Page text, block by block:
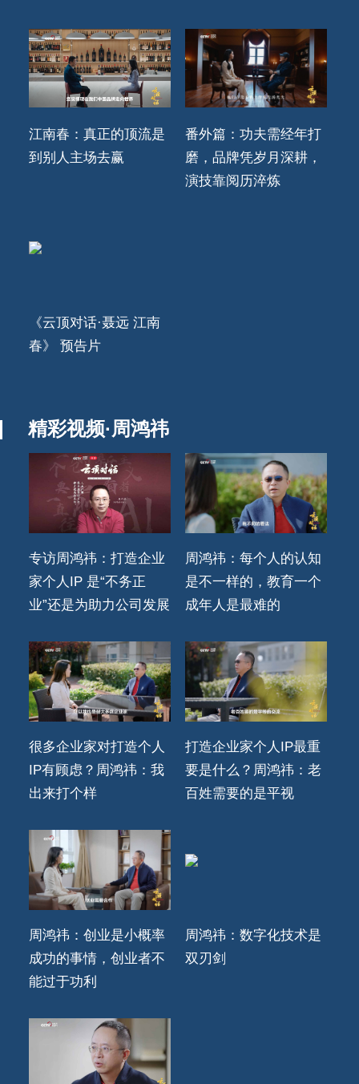
江南春：真正的顶流是
到别人主场去赢
番外篇：功夫需经年打
磨，品牌凭岁月深耕，
演技靠阅历淬炼
《云顶对话·聂远 江南
春》 预告片
精彩视频·周鸿祎
专访周鸿祎：打造企业
家个人IP 是“不务正
业”还是为助力公司发展
周鸿祎：每个人的认知
是不一样的，教育一个
成年人是最难的
很多企业家对打造个人
IP有顾虑？周鸿祎：我
出来打个样
打造企业家个人IP最重
要是什么？周鸿祎：老
百姓需要的是平视
周鸿祎：创业是小概率
成功的事情，创业者不
能过于功利
周鸿祎：数字化技术是
双刃剑